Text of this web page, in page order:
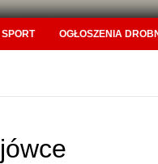
SPORT OGŁOSZENIA